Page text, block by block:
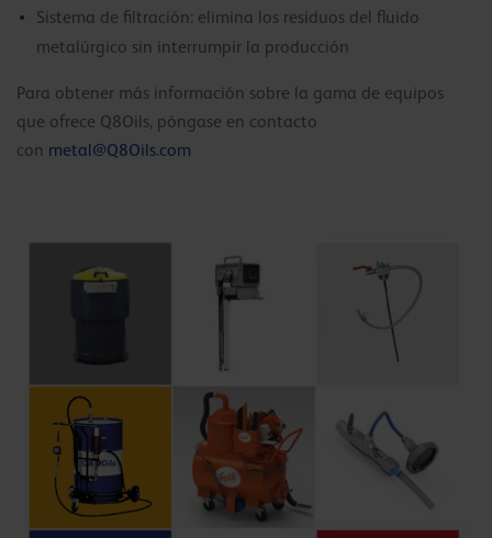
Sistema de filtración: elimina los residuos del fluido
metalúrgico sin interrumpir la producción
Para obtener más información sobre la gama de equipos
que ofrece Q8Oils, póngase en contacto
con metal@Q8Oils.com